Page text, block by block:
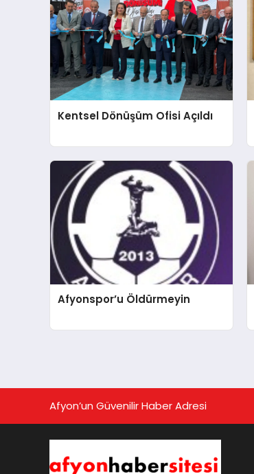
Kentsel Dönüşüm Ofisi Açıldı
Afyonspor’u Öldürmeyin
Afyon’un Güvenilir Haber Adresi